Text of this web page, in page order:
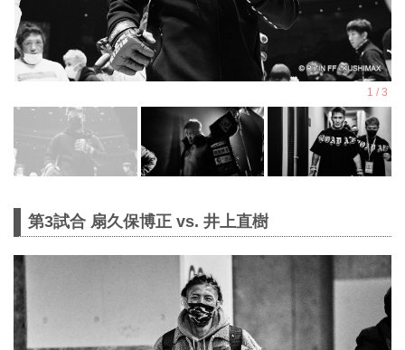
第3試合 扇久保博正 vs. 井上直樹